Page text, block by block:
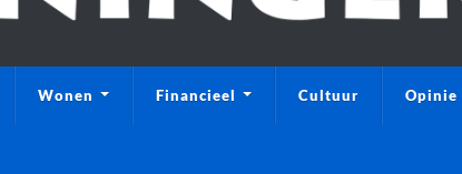
Wonen Financieel Cultuur Opinie